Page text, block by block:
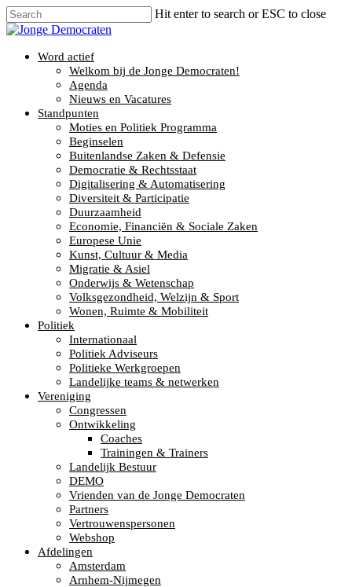
Hit enter to search or ESC to close
Word actief
Welkom bij de Jonge Democraten!
Agenda
Nieuws en Vacatures
Standpunten
Moties en Politiek Programma
Beginselen
Buitenlandse Zaken & Defensie
Democratie & Rechtsstaat
Digitalisering & Automatisering
Diversiteit & Participatie
Duurzaamheid
Economie, Financiën & Sociale Zaken
Europese Unie
Kunst, Cultuur & Media
Migratie & Asiel
Onderwijs & Wetenschap
Volksgezondheid, Welzijn & Sport
Wonen, Ruimte & Mobiliteit
Politiek
Internationaal
Politiek Adviseurs
Politieke Werkgroepen
Landelijke teams & netwerken
Vereniging
Congressen
Ontwikkeling
Coaches
Trainingen & Trainers
Landelijk Bestuur
DEMO
Vrienden van de Jonge Democraten
Partners
Vertrouwenspersonen
Webshop
Afdelingen
Amsterdam
Arnhem-Nijmegen